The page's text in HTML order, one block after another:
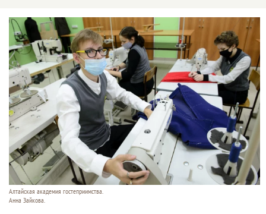
Алтайская академия гостеприимства.
Анна Зайкова.